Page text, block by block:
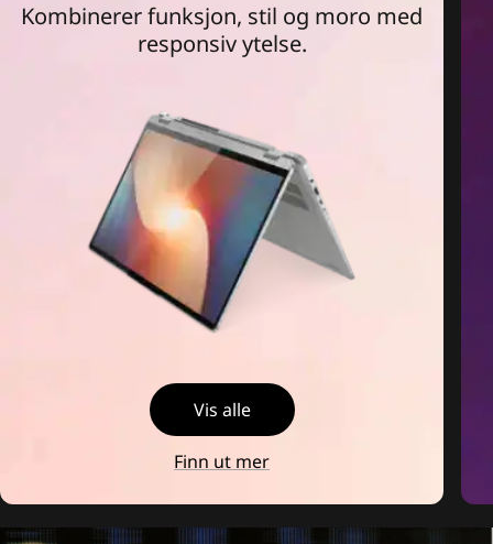
Kombinerer funksjon, stil og moro med
responsiv ytelse.
Vis alle
Finn ut mer